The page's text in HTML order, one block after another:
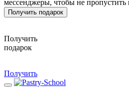
мессенджеры, чтобы не
Получить подарок
Получить
подарок
Получить